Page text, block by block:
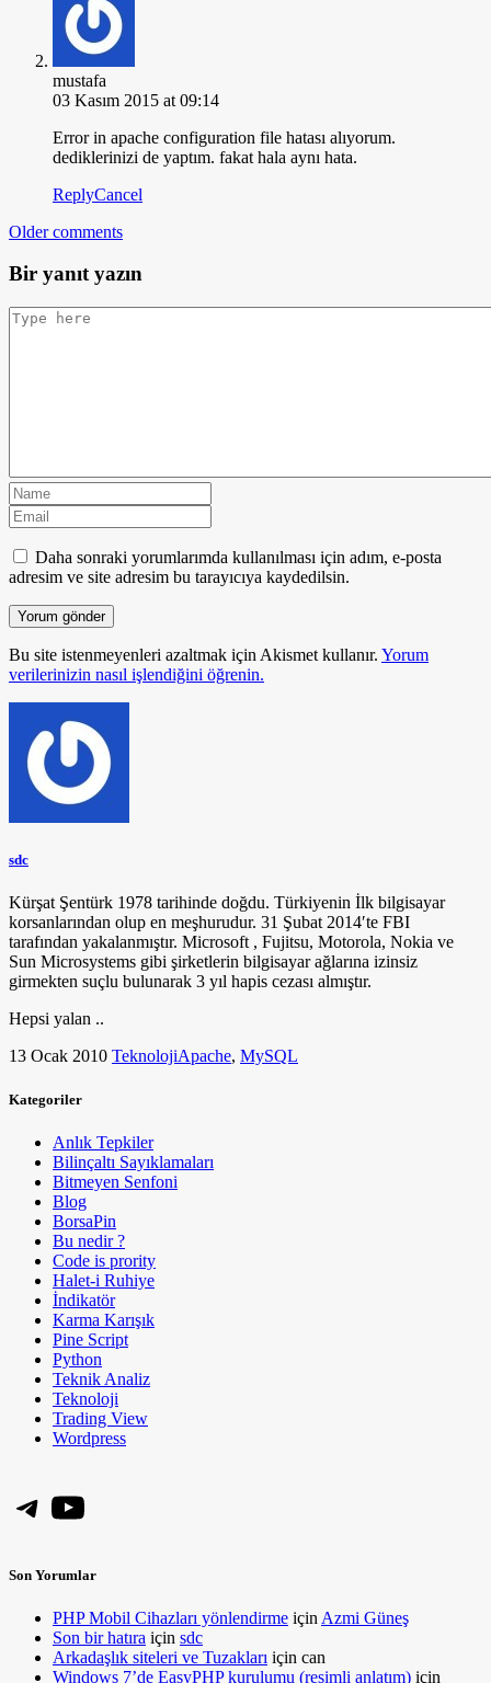
mustafa
03 Kasım 2015 at 09:14
Error in apache configuration file hatası alıyorum.
dediklerinizi de yaptım. fakat hala aynı hata.
ReplyCancel
Older comments
Bir yanıt yazın
Daha sonraki yorumlarımda kullanılması için adım, e-posta
adresim ve site adresim bu tarayıcıya kaydedilsin.
Bu site istenmeyenleri azaltmak için Akismet kullanır. Yorum
verilerinizin nasıl işlendiğini öğrenin.
sdc
Kürşat Şentürk 1978 tarihinde doğdu. Türkiyenin İlk bilgisayar
korsanlarından olup en meşhurudur. 31 Şubat 2014′te FBI
tarafından yakalanmıştır. Microsoft , Fujitsu, Motorola, Nokia ve
Sun Microsystems gibi şirketlerin bilgisayar ağlarına izinsiz
girmekten suçlu bulunarak 3 yıl hapis cezası almıştır.
Hepsi yalan ..
13 Ocak 2010 TeknolojiApache, MySQL
Kategoriler
Anlık Tepkiler
Bilinçaltı Sayıklamaları
Bitmeyen Senfoni
Blog
BorsaPin
Bu nedir ?
Code is prority
Halet-i Ruhiye
İndikatör
Karma Karışık
Pine Script
Python
Teknik Analiz
Teknoloji
Trading View
Wordpress
Telegram
YouTube
Son Yorumlar
PHP Mobil Cihazları yönlendirme için Azmi Güneş
Son bir hatıra için sdc
Arkadaşlık siteleri ve Tuzakları için can
Windows 7’de EasyPHP kurulumu (resimli anlatım) için